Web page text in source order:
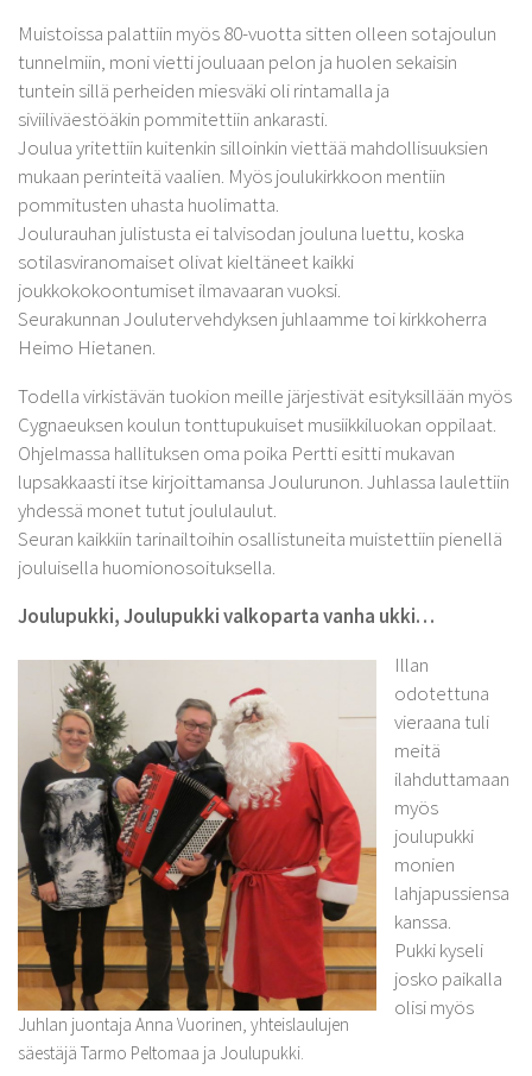
Muistoissa palattiin myös 80-vuotta sitten olleen sotajoulun
tunnelmiin, moni vietti jouluaan pelon ja huolen sekaisin
tuntein sillä perheiden miesväki oli rintamalla ja
siviiliväestöäkin pommitettiin ankarasti.
Joulua yritettiin kuitenkin silloinkin viettää mahdollisuuksien
mukaan perinteitä vaalien. Myös joulukirkkoon mentiin
pommitusten uhasta huolimatta.
Joulurauhan julistusta ei talvisodan jouluna luettu, koska
sotilasviranomaiset olivat kieltäneet kaikki
joukkokokoontumiset ilmavaaran vuoksi.
Seurakunnan Joulutervehdyksen juhlaamme toi kirkkoherra
Heimo Hietanen.
Todella virkistävän tuokion meille järjestivät esityksillään myös
Cygnaeuksen koulun tonttupukuiset musiikkiluokan oppilaat.
Ohjelmassa hallituksen oma poika Pertti esitti mukavan
lupsakkaasti itse kirjoittamansa Joulurunon. Juhlassa laulettiin
yhdessä monet tutut joululaulut.
Seuran kaikkiin tarinailtoihin osallistuneita muistettiin pienellä
jouluisella huomionosoituksella.
Joulupukki, Joulupukki valkoparta vanha ukki…
Juhlan juontaja Anna Vuorinen, yhteislaulujen
säestäjä Tarmo Peltomaa ja Joulupukki.
Illan
odotettuna
vieraana tuli
meitä
ilahduttamaan
myös
joulupukki
monien
lahjapussiensa
kanssa.
Pukki kyseli
josko paikalla
olisi myös